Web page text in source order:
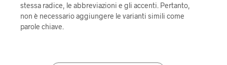
stessa radice, le abbreviazioni e gli accenti. Pertanto,
non è necessario aggiungere le varianti simili come
parole chiave.